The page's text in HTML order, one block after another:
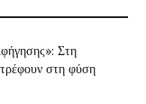
Στη
στη φύση